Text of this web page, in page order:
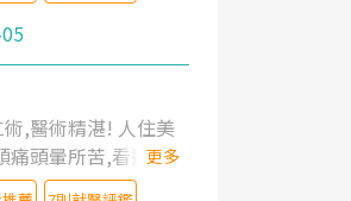
,醫術精湛! 人住美
頭暈所苦,看遍名醫
試過西醫打針,中醫
更多